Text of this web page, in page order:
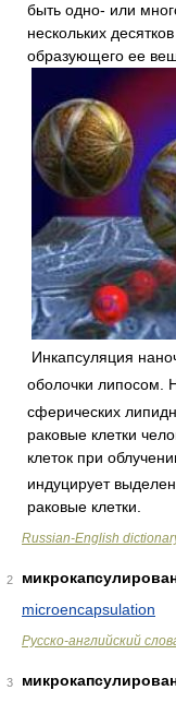
быть одно- или
нескольких
образующего ее
Инкапсуляция
оболочки липосом.
сферических
раковые клетки
клеток при
индуцирует
раковые клетки.
Russian-English
2
microencapsulation
Русско-английский
3